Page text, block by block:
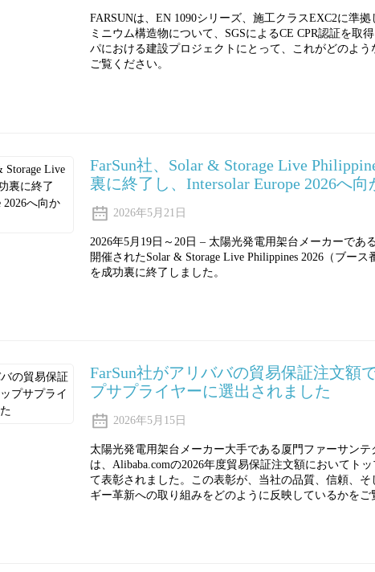
FARSUNは、EN 1090シリーズ、施工クラスEXC2に準
ミニウム構造物について、SGSによるCE CPR認証を取
パにおける建設プロジェクトにとって、これがどのよう
ご覧ください。
FarSun社、Solar & Storage Live
裏に終了し、Intersolar Europe 2026へ向
2026年5月21日
2026年5月19日～20日 – 太陽光発電用架台メーカーであ
開催されたSolar & Storage Live Philippines 2026（ブース
を成功裏に終了しました。
FarSun社がアリババの貿易保証注文額
プサプライヤーに選出されました
2026年5月15日
太陽光発電用架台メーカー大手である厦門ファーサンテ
は、Alibaba.comの2026年度貿易保証注文額においてト
て表彰されました。この表彰が、当社の品質、信頼、
ギー革新への取り組みをどのように反映しているかをご